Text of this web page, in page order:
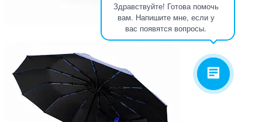
Здравствуйте! Готова помочь
вам. Напишите мне, если у
вас появятся вопросы.